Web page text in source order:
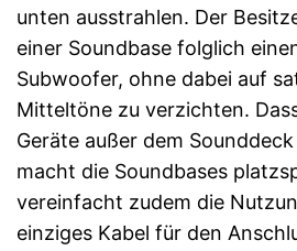
unten ausstrahlen. Der
einer Soundbase folglich
Subwoofer, ohne dabei auf
Mitteltöne zu verzichten.
Geräte außer dem
macht die Soundbases
vereinfacht zudem die
einziges Kabel für den